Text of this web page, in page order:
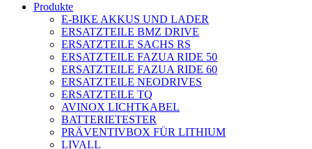
Produkte
E-BIKE AKKUS UND LADER
ERSATZTEILE BMZ DRIVE
ERSATZTEILE SACHS RS
ERSATZTEILE FAZUA RIDE 50
ERSATZTEILE FAZUA RIDE 60
ERSATZTEILE NEODRIVES
ERSATZTEILE TQ
AVINOX LICHTKABEL
BATTERIETESTER
PRÄVENTIVBOX FÜR LITHIUM
LIVALL